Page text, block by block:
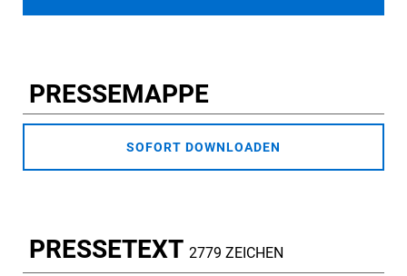
PRESSEMAPPE
SOFORT DOWNLOADEN
PRESSETEXT 2779 ZEICHEN